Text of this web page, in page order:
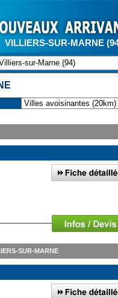
VILLIERS-SUR-MARNE
SUR-MARNE